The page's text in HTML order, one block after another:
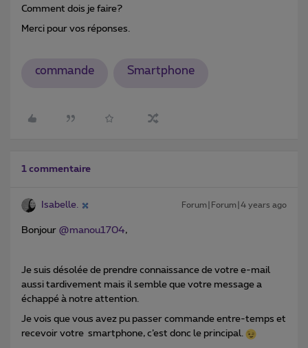
Comment dois je faire?
Merci pour vos réponses.
commande Smartphone
1 commentaire
Isabelle. Forum|Forum|4 years ago
Bonjour @manou1704,
Je suis désolée de prendre connaissance de votre e-mail
aussi tardivement mais il semble que votre message a
échappé à notre attention.
Je vois que vous avez pu passer commande entre-temps et
recevoir votre smartphone, c’est donc le principal.